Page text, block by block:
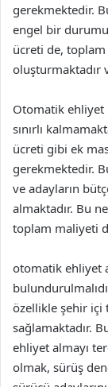
gerekmektedir.
engel bir durumu
ücreti de, toplam
oluşturmaktadır
Otomatik ehliyet
sınırlı
ücreti gibi ek
gerekmektedir.
ve adayların
almaktadır. Bu
toplam maliyeti
otomatik ehliyet
özellikle şehir içi
sağlamaktadır.
ehliyet almayı
olmak, sürüş